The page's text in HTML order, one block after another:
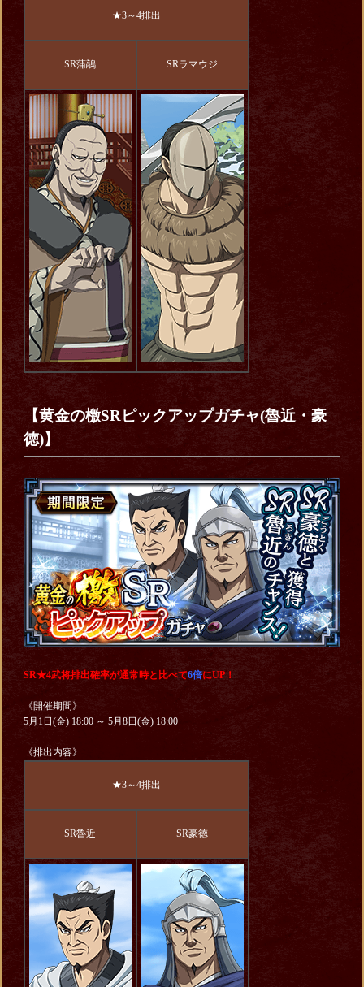
★3～4排出
SR蒲鶮 SRラマウジ
【黄金の檄SRピックアップガチャ(魯近・豪
徳)】
SR★4武将排出確率が通常時と比べて6倍にUP！
《開催期間》
5月1日(金) 18:00 ～ 5月8日(金) 18:00
《排出内容》
★3～4排出
SR魯近 SR豪徳